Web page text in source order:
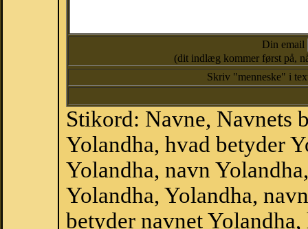
Din email
(dit indlæg kommer først på,
Skriv "menneske" i
Stikord: Navne, Navnets
Yolandha, hvad betyder
Yolandha, navn
Yolandha, Yolandha,
betyder navnet